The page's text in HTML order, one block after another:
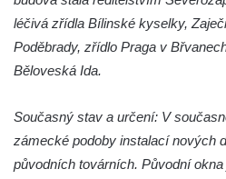
Jindřichův dvůr v lázních Kyselka
Mattoniho vila v lázních Kyselka
Bývalý Štichlův Mlýn u Andělské
léčivá zřídla Bílinské kyselky,
Poděbrady, zřídlo Praga v
Běloveská Ida.
Současný stav a určení: V
zámecké podoby instalací nových
původních továrních. Původní